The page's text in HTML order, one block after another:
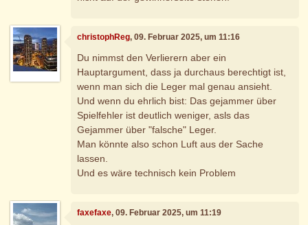
christophReg, 09. Februar 2025, um 11:16
Du nimmst den Verlierern aber ein
Hauptargument, dass ja durchaus berechtigt ist,
wenn man sich die Leger mal genau ansieht.
Und wenn du ehrlich bist: Das gejammer über
Spielfehler ist deutlich weniger, asls das
Gejammer über "falsche" Leger.
Man könnte also schon Luft aus der Sache
lassen.
Und es wäre technisch kein Problem
faxefaxe, 09. Februar 2025, um 11:19